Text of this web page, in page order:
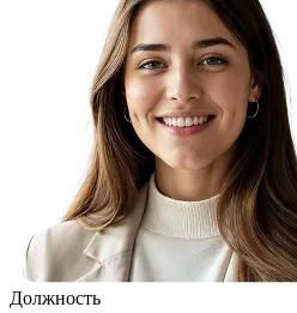
Должность